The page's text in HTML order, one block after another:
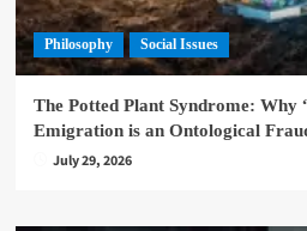
Philosophy Social Issues
The Potted Plant Syndrome: Why
Emigration is an Ontological
July 29, 2026